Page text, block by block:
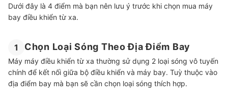
Dưới đây là 4 điểm mà bạn nên lưu ý trước khi chọn mua máy
bay điều khiển từ xa.
1 Chọn Loại Sóng Theo Địa Điểm Bay
Máy máy điều khiển từ xa thường sử dụng 2 loại sóng vô tuyến
chính để kết nối giữa bộ điều khiển và máy bay. Tuỳ thuộc vào
địa điểm bay mà bạn sẽ cần chọn loại sóng thích hợp.